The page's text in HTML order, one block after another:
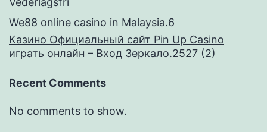
We88 online casino in Malaysia.6
Казино Официальный сайт Pin Up Casino
играть онлайн – Вход Зеркало.2527 (2)
Recent Comments
No comments to show.